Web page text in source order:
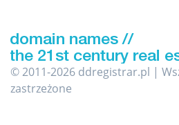
© 2011-2026 ddregistrar.pl |
zastrzeżone